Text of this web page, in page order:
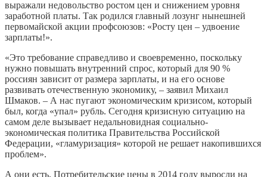
выражали недовольство ростом цен и снижением уровня
заработной платы. Так родился главный лозунг нынешней
первомайской акции профсоюзов: «Росту цен – удвоение
зарплаты!».
«Это требование справедливо и своевременно, поскольку
нужно повышать внутренний спрос, который для 90 %
россиян зависит от размера зарплаты, и на его основе
развивать отечественную экономику, – заявил Михаил
Шмаков. – А нас пугают экономическим кризисом, который
был, когда «упал» рубль. Сегодня кризисную ситуацию на
самом деле вызывает недальновидная социально-
экономическая политика Правительства Российской
Федерации, «гламуризация» которой не решает накопившихся
проблем».
А они есть. Потребительские цены в 2014 году выросли на